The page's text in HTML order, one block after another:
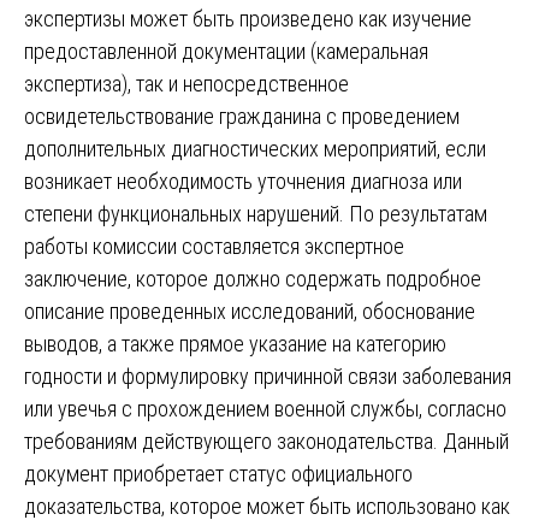
экспертизы может быть произведено как изучение
предоставленной документации (камеральная
экспертиза), так и непосредственное
освидетельствование гражданина с проведением
дополнительных диагностических мероприятий, если
возникает необходимость уточнения диагноза или
степени функциональных нарушений. По результатам
работы комиссии составляется экспертное
заключение, которое должно содержать подробное
описание проведенных исследований, обоснование
выводов, а также прямое указание на категорию
годности и формулировку причинной связи заболевания
или увечья с прохождением военной службы, согласно
требованиям действующего законодательства. Данный
документ приобретает статус официального
доказательства, которое может быть использовано как